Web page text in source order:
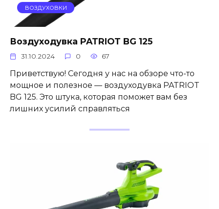
ВОЗДУХОВКИ
Воздуходувка PATRIOT BG 125
31.10.2024 0 67
Приветствую! Сегодня у нас на обзоре что-то
мощное и полезное — воздуходувка PATRIOT
BG 125. Это штука, которая поможет вам без
лишних усилий справляться